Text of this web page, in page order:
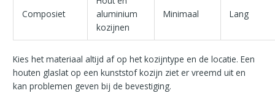
Composiet
aluminium
kozijnen
Minimaal Lang
Kies het materiaal altijd af op het kozijntype en de locatie. Een
houten glaslat op een kunststof kozijn ziet er vreemd uit en
kan problemen geven bij de bevestiging.